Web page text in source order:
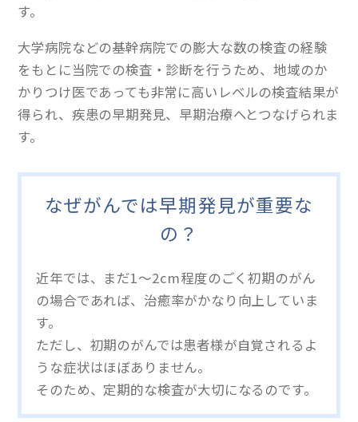
す。
大学病院などの基幹病院での膨大な数の検査の経験
をもとに当院での検査・診断を行うため、地域のか
かりつけ医であっても非常に高いレベルの検査結果が
得られ、疾患の早期発見、早期治療へとつなげられま
す。
なぜがんでは早期発見が重要な
の？
近年では、まだ1～2cm程度のごく初期のがん
の場合であれば、治癒率がかなり向上していま
す。
ただし、初期のがんでは患者様が自覚されるよ
うな症状はほぼありません。
そのため、定期的な検査が大切になるのです。